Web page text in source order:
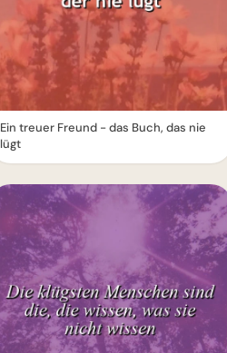
Ein treuer Freund - das Buch, das nie
lügt